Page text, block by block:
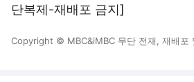
단복제-재배포 금지]
Copyright © MBC&iMBC 무단 전재, 재배포